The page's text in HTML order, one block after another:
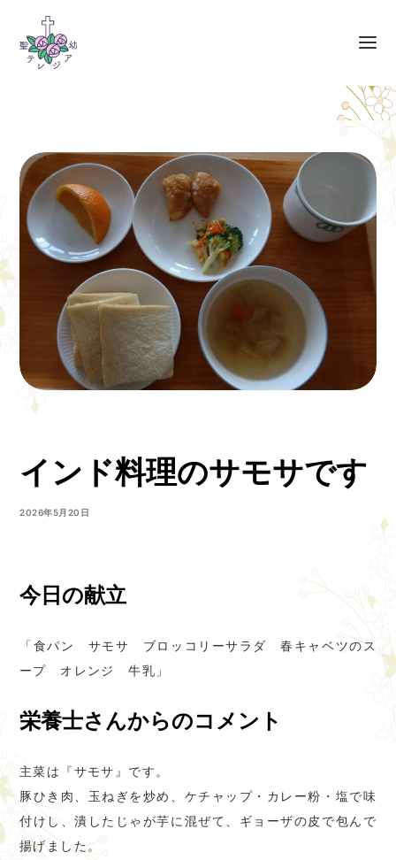
インド料理のサモサです
2026年5月20日
今日の献立
「食パン サモサ ブロッコリーサラダ 春キャベツのス
ープ オレンジ 牛乳」
栄養士さんからのコメント
主菜は『サモサ』です。
豚ひき肉、玉ねぎを炒め、ケチャップ・カレー粉・塩で味
付けし、潰したじゃが芋に混ぜて、ギョーザの皮で包んで
揚げました。